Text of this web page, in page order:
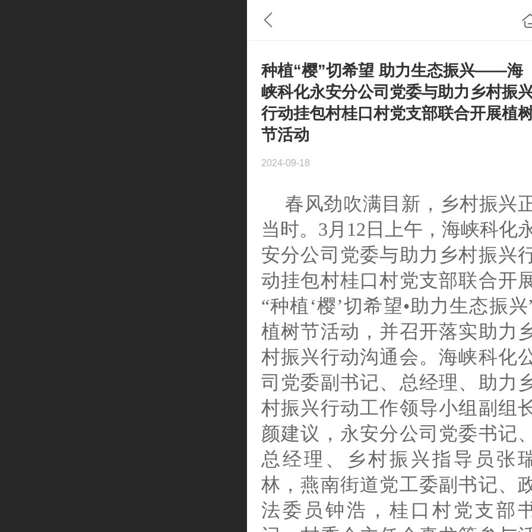
种植“樱”切希望 助力生态振兴——海
峡科化永安分公司党委与助力乡村振
行动挂包村桂口村党支部联合开展植
节活动
2024-09-18
春风劲吹满目新，乡村振兴
当时。3月12日上午，海峡科化
安分公司党委与助力乡村振兴
动挂包村桂口村党支部联合开
“种植‘樱’切希望•助力生态振兴
植树节活动，并召开落实助力
村振兴行动沟通会。海峡科化
司党委副书记、总经理、助力
村振兴行动工作领导小组副组
颜建议，永安分公司党委书记、
总经理、乡村振兴指导员张
林，燕南街道党工委副书记、
法委员钟浩，桂口村党支部